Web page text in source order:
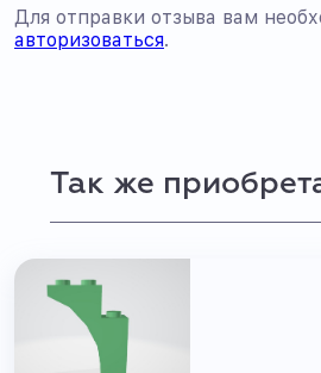
Для отправки отзыва вам
авторизоваться.
Так же